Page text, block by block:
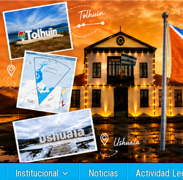
Institucional Noticias Actividad